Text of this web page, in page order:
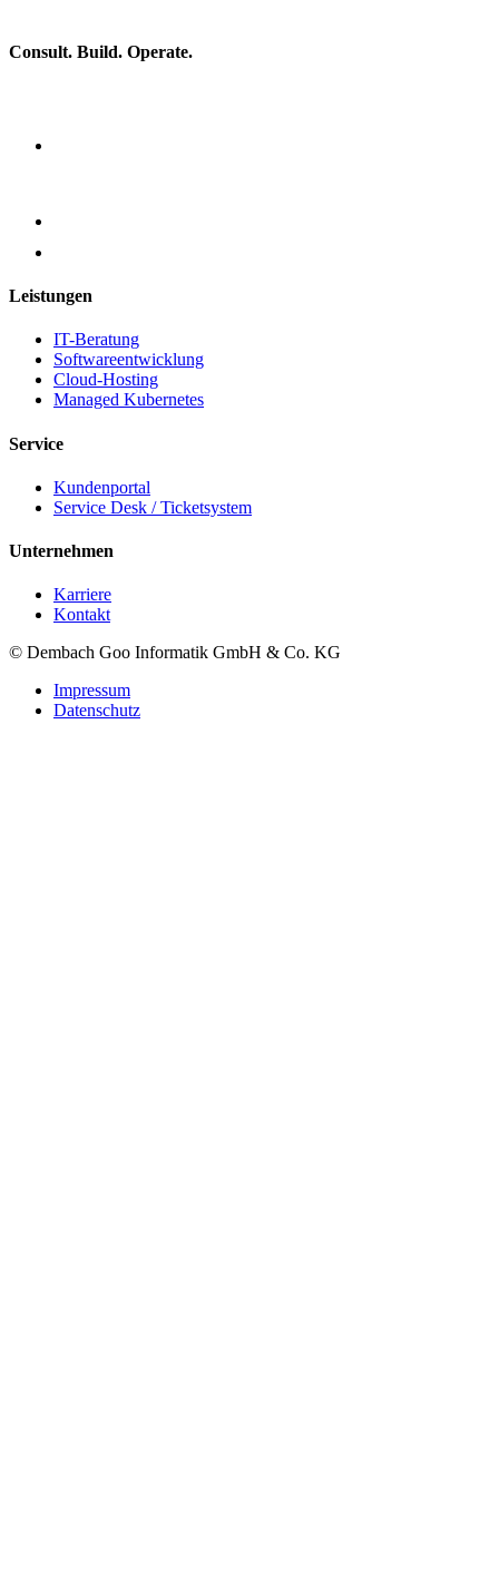
Consult. Build. Operate.
Leistungen
IT-Beratung
Softwareentwicklung
Cloud-Hosting
Managed Kubernetes
Service
Kundenportal
Service Desk / Ticketsystem
Unternehmen
Karriere
Kontakt
© Dembach Goo Informatik GmbH & Co. KG
Impressum
Datenschutz